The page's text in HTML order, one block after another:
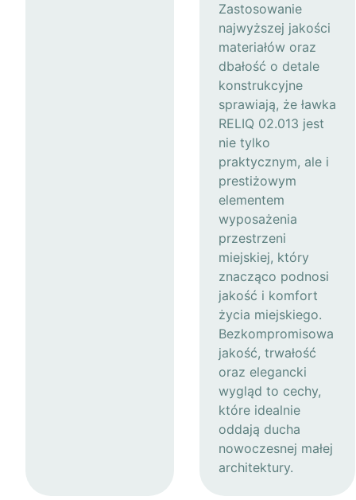
Zastosowanie
najwyższej jakości
materiałów oraz
dbałość o detale
konstrukcyjne
sprawiają, że ławka
RELIQ 02.013 jest
nie tylko
praktycznym, ale i
prestiżowym
elementem
wyposażenia
przestrzeni
miejskiej, który
znacząco podnosi
jakość i komfort
życia miejskiego.
Bezkompromisowa
jakość, trwałość
oraz elegancki
wygląd to cechy,
które idealnie
oddają ducha
nowoczesnej małej
architektury.